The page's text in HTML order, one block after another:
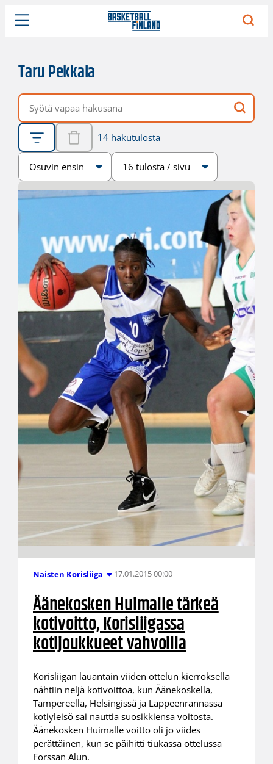
Taru Pekkala
Vapaa hakusana
14 hakutulosta
Järjestys
Sivukoko
Naisten Korisliiga 17.01.2015 00:00
Äänekosken Huimalle tärkeä
kotivoitto, Korisliigassa
kotijoukkueet vahvoilla
Korisliigan lauantain viiden ottelun kierroksella
nähtiin neljä kotivoittoa, kun Äänekoskella,
Tampereella, Helsingissä ja Lappeenrannassa
kotiyleisö sai nauttia suosikkiensa voitosta.
Äänekosken Huimalle voitto oli jo viides
perättäinen, kun se päihitti tiukassa ottelussa
Forssan Alun.